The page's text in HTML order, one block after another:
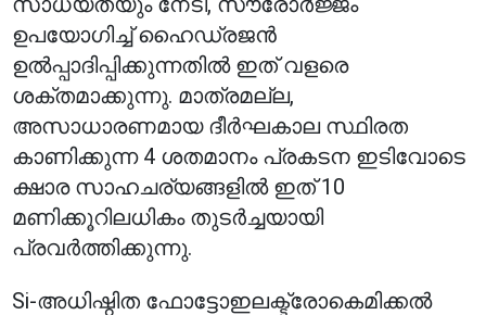
ഉപയോഗിച്ച് ഹൈഡ്രജൻ
ഉൽപ്പാദിപ്പിക്കുന്നതിൽ ഇത് വളരെ
ശക്തമാക്കുന്നു. മാത്രമല്ല,
അസാധാരണമായ ദീർഘകാല സ്ഥിരത
കാണിക്കുന്ന 4 ശതമാനം പ്രകടന ഇടിവോടെ
ക്ഷാര സാഹചര്യങ്ങളിൽ ഇത് 10
മണിക്കൂറിലധികം തുടർച്ചയായി
പ്രവർത്തിക്കുന്നു.
Si-അധിഷ്ഠിത ഫോട്ടോഇലക്ട്രോകെമിക്കൽ